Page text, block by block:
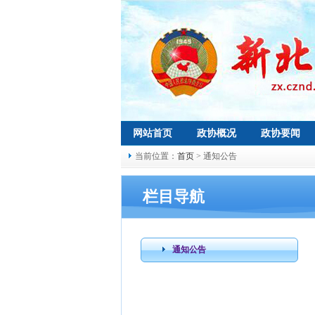
网站首页 政协概况 政协要闻
当前位置： 首页 > 通知公告
栏目导航
通知公告